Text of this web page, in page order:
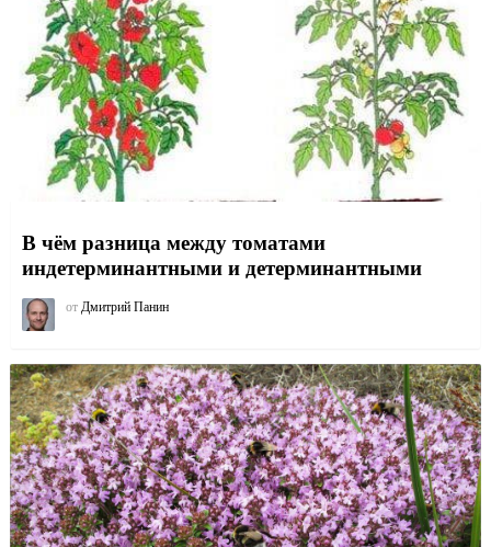
В чём разница между томатами
индетерминантными и детерминантными
от Дмитрий Панин